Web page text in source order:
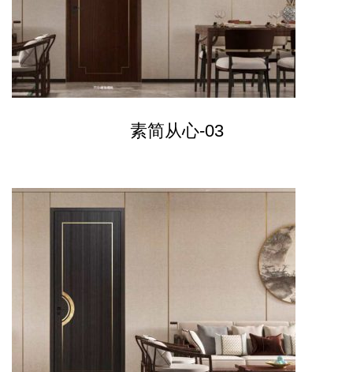
素简从心-03